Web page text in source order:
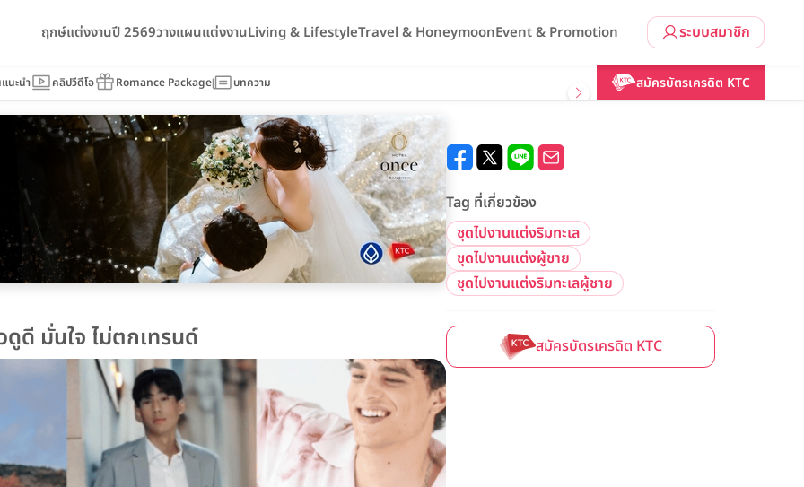
ระบบสมาชิก
ฤกษ์แต่งงานปี 2569วางแผนแต่งงานLiving & LifestyleTravel & HoneymoonEvent & Promotion
นะนำ คลิปวีดีโอ Romance Package บทความ สมัครบัตรเครดิต KTC
ดูดี มั่นใจ ไม่ตกเทรนด์
Tag ที่เกี่ยวข้อง
ชุดไปงานแต่งริมทะเล
ชุดไปงานแต่งผู้ชาย
ชุดไปงานแต่งริมทะเลผู้ชาย
สมัครบัตรเครดิต KTC